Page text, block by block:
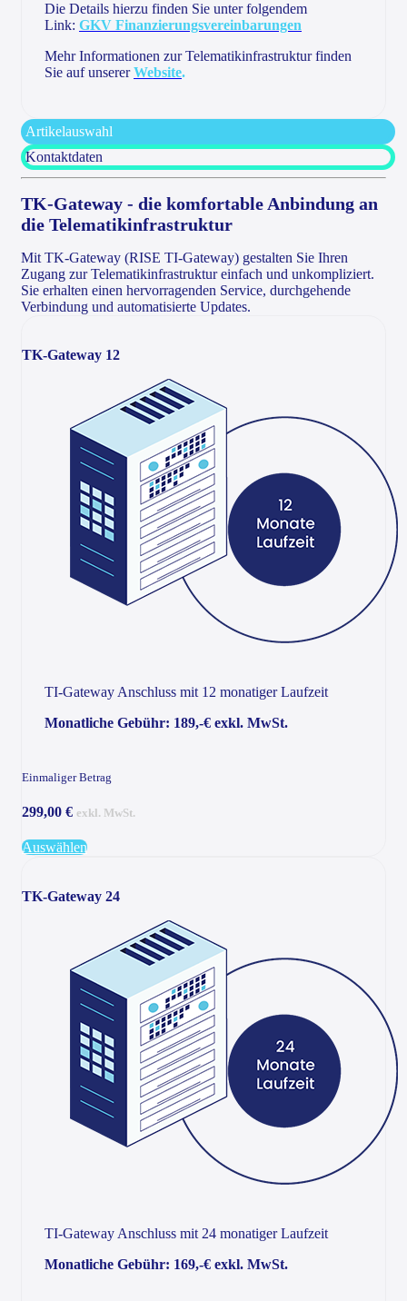
Die Details hierzu finden Sie unter folgendem
Link: GKV Finanzierungsvereinbarungen
Mehr Informationen zur Telematikinfrastruktur finden
Sie auf unsererWebsite.
Artikelauswahl
Kontaktdaten
TK-Gateway - die komfortable Anbindung an
die Telematikinfrastruktur
Mit TK-Gateway (RISE TI-Gateway) gestalten Sie Ihren
Zugang zur Telematikinfrastruktur einfach und unkompliziert.
Sie erhalten einen hervorragenden Service, durchgehende
Verbindung und automatisierte Updates.
TK-Gateway 12
TI-Gateway Anschluss mit 12 monatiger Laufzeit
Monatliche Gebühr: 189,-€ exkl. MwSt.
Einmaliger Betrag
299,00 € exkl. MwSt.
Auswählen
TK-Gateway 24
TI-Gateway Anschluss mit 24 monatiger Laufzeit
Monatliche Gebühr: 169,-€ exkl. MwSt.